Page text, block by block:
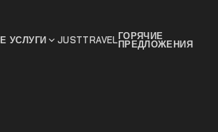
УСЛУГИ JUSTTRAVELГОРЯЧИЕ
ПРЕДЛОЖЕНИЯ